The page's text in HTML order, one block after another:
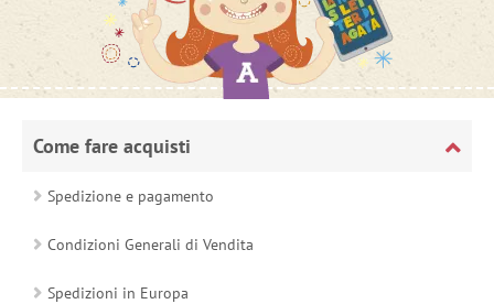
Come fare acquisti
Spedizione e pagamento
Condizioni Generali di Vendita
Spedizioni in Europa